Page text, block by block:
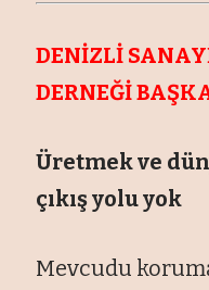
DENİZLİ
DERNEĞİ
Üretmek ve
çıkış yolu yok
Mevcudu